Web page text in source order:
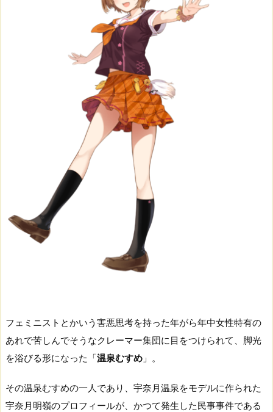
フェミニストとかいう害悪思考を持った年がら年中女性特有の
あれで苦しんでそうなクレーマー集団に目をつけられて、脚光
を浴びる形になった「温泉むすめ 」。
その温泉むすめの一人であり、宇奈月温泉をモデルに作られた
宇奈月明嶺のプロフィールが、かつて発生した民事事件である